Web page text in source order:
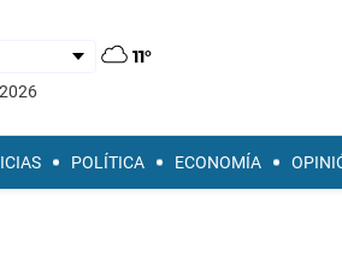
11°
POLÍTICA ECONOMÍA